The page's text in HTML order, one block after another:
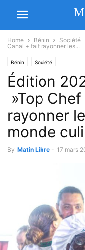
Home Bénin Société
Canal + fait rayonner les...
Bénin Société
Édition
»Top
rayonner
monde
By Matin Libre - 17 mars